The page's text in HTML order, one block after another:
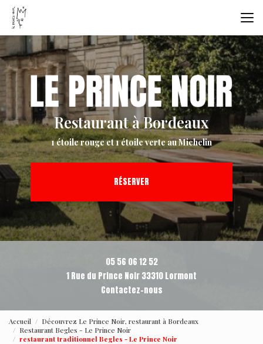
Aller
contenu
principal
Restaurant à Bordeaux
1 étoile rouge et 1 étoile verte au Michelin
RÉSERVER
05 56 06 12 52
1 Rue du Prince Noir 33310 Lormont
Contactez-nous
Accueil
Découvrez Le Prince Noir, restaurant à Bordeaux
Restaurant Begles - Le Prince Noir
restaurant traditionnel Begles - Le Prince Noir